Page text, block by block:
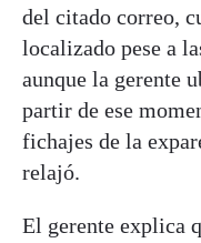
del citado correo,
localizado pese a
aunque la gerente
partir de ese
fichajes de la
relajó.
El gerente explica